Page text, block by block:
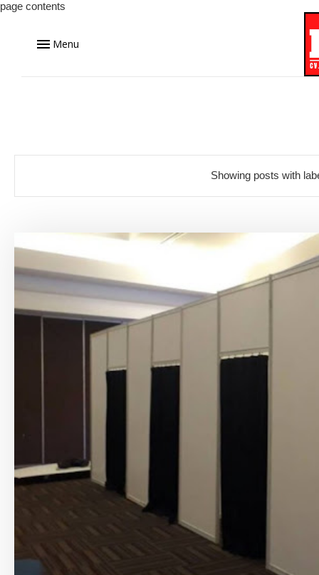
page contents
Menu
Showing posts with